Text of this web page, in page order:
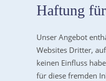
Haftung
Unser Angebot
Websites Dritter,
keinen Einfluss
für diese fremden